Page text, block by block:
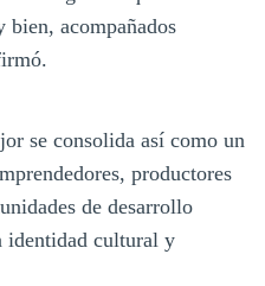
bien, acompañados
se consolida así como un
productores
de desarrollo
identidad cultural y